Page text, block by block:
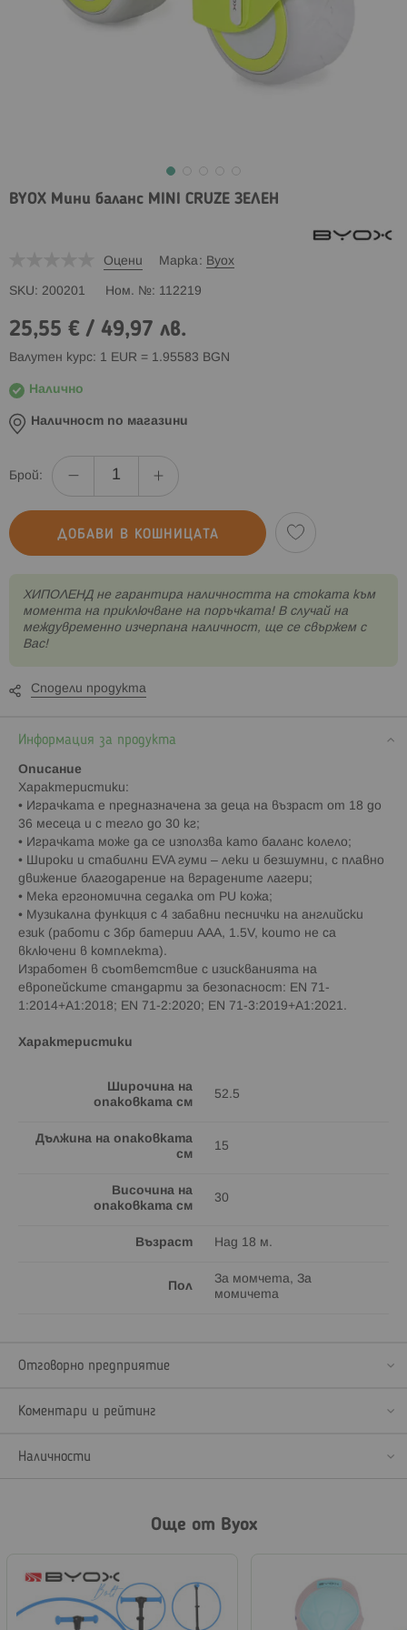
BYOX Мини баланс MINI CRUZE ЗЕЛЕН
Оцени Марка Byox
SKU 200201 Ном. № 112219
25,55 € / 49,97 лв.
Валутен курс: 1 EUR = 1.95583 BGN
Налично
Наличност по магазини
Брой:
ДОБАВИ В КОШНИЦАТА
XИПОЛЕНД не гарантира наличността на стоката към
момента на приключване на поръчката! В случай на
междувременно изчерпана наличност, ще се свържем с
Вас!
Сподели продукта
Информация за продукта
Описание
Характеристики:
• Играчката е предназначена за деца на възраст от 18 до
36 месеца и с тегло до 30 кг;
• Играчката може да се използва като баланс колело;
• Широки и стабилни EVA гуми – леки и безшумни, с плавно
движение благодарение на вградените лагери;
• Мека ергономична седалка от PU кожа;
• Музикална функция с 4 забавни песнички на английски
език (работи с 3бр батерии AAA, 1.5V, които не са
включени в комплекта).
Изработен в съответствие с изискванията на
европейските стандарти за безопасност: EN 71-
1:2014+A1:2018; EN 71-2:2020; EN 71-3:2019+A1:2021.
Характеристики
Широчина на
опаковката см
52.5
Дължина на опаковката
см
15
Височина на
опаковката см
30
Възраст Над 18 м.
Пол
За момчета, За
момичета
Отговорно предприятие
Коментари и рейтинг
Наличности
Още от Byox